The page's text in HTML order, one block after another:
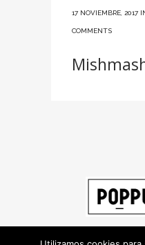
17 NOVIEMBRE, 2017
COMMENTS